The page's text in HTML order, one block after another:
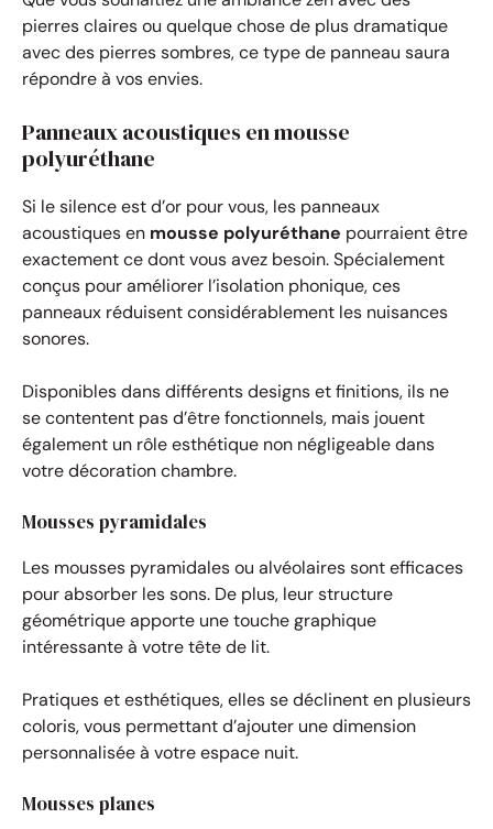
pierres claires ou quelque chose de plus dramatique
avec des pierres sombres, ce type de panneau saura
répondre à vos envies.
Panneaux acoustiques en mousse
polyuréthane
Si le silence est d’or pour vous, les panneaux
acoustiques en mousse polyuréthane pourraient être
exactement ce dont vous avez besoin. Spécialement
conçus pour améliorer l’isolation phonique, ces
panneaux réduisent considérablement les nuisances
sonores.
Disponibles dans différents designs et finitions, ils ne
se contentent pas d’être fonctionnels, mais jouent
également un rôle esthétique non négligeable dans
votre décoration chambre.
Mousses pyramidales
Les mousses pyramidales ou alvéolaires sont efficaces
pour absorber les sons. De plus, leur structure
géométrique apporte une touche graphique
intéressante à votre tête de lit.
Pratiques et esthétiques, elles se déclinent en plusieurs
coloris, vous permettant d’ajouter une dimension
personnalisée à votre espace nuit.
Mousses planes